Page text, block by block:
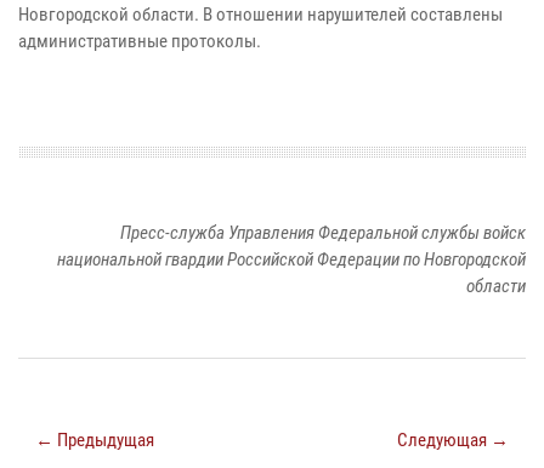
Новгородской области. В отношении нарушителей составлены
административные протоколы.
Пресс-служба Управления Федеральной службы войск
национальной гвардии Российской Федерации по Новгородской
области
← Предыдущая Следующая →